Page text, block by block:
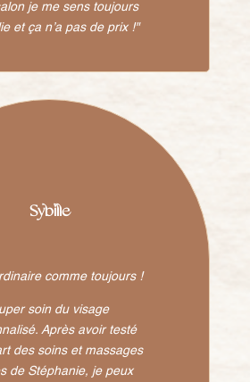
je me sens toujours
et ça n’a pas de prix !"
Sybille
comme toujours !
soin du visage
Après avoir testé
des soins et massages
de Stéphanie, je peux